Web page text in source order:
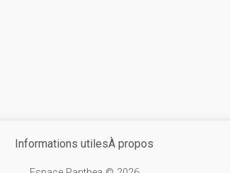
Informations utilesÀ propos